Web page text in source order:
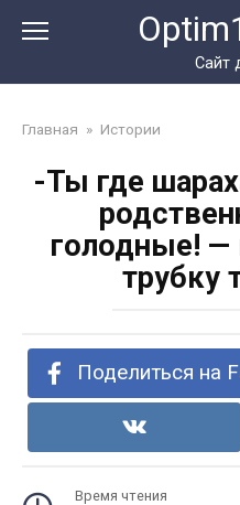
Сайт
Главная » Истории
-Ты где
голодные!
трубку
Поделиться на
Время чтения